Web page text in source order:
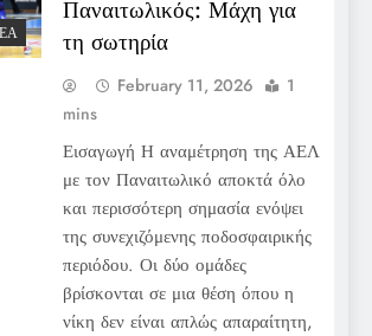
Παναιτωλικός: Μάχη για
τη σωτηρία
February 11, 2026
1
mins
Εισαγωγή Η αναμέτρηση της ΑΕΛ
με τον Παναιτωλικό αποκτά όλο
και περισσότερη σημασία ενόψει
της συνεχιζόμενης ποδοσφαιρικής
περιόδου. Οι δύο ομάδες
βρίσκονται σε μια θέση όπου η
νίκη δεν είναι απλώς απαραίτητη,